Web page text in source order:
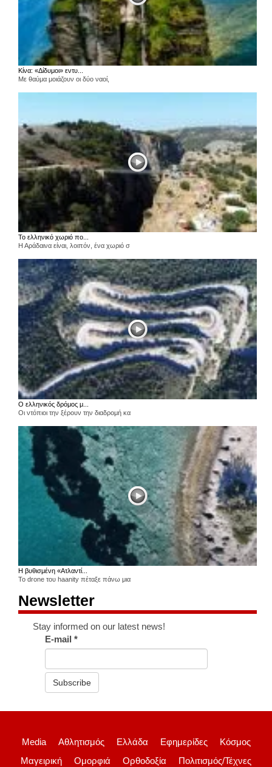
Κίνα: «Δίδυμοι» εντυ...
Με θαύμα μοιάζουν οι δύο ναοί,
Το ελληνικό χωριό πο...
Η Αράδαινα είναι, λοιπόν, ένα χωριό σ
Ο ελληνικός δρόμος μ...
Οι ντόπιοι την ξέρουν την διαδρομή κα
Η βυθισμένη «Ατλαντί...
Το drone του haanity πέταξε πάνω μια
Newsletter
Stay informed on our latest news!
E-mail*
Subscribe
Media Αθλητισμός Ελλάδα Εφημερίδες
Κόσμος
Μαγειρική
Ομορφιά Ορθοδοξία Πολιτισμός/Τέχνες